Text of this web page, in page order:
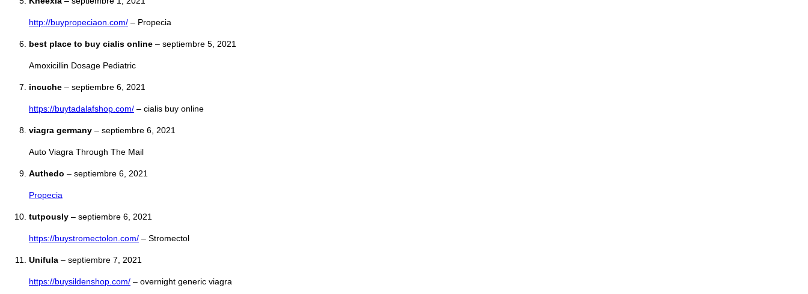
http://buypropeciaon.com/ – Propecia
best place to buy cialis online – septiembre 5, 2021
Amoxicillin Dosage Pediatric
incuche – septiembre 6, 2021
https://buytadalafshop.com/ – cialis buy online
viagra germany – septiembre 6, 2021
Auto Viagra Through The Mail
Authedo – septiembre 6, 2021
Propecia
tutpously – septiembre 6, 2021
https://buystromectolon.com/ – Stromectol
Unifula – septiembre 7, 2021
https://buysildenshop.com/ – overnight generic viagra